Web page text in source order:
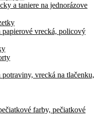
a taniere na jednorázove
papierové vrecká, policový
vrecká na tlačenku,
farby, pečiatkové